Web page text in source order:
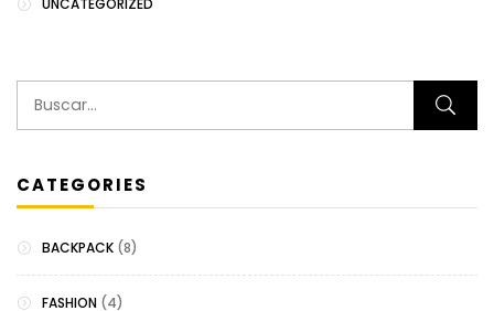
UNCATEGORIZED
CATEGORIES
BACKPACK (8)
FASHION (4)